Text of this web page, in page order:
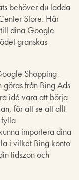
behöver du ladda
Store. Här
dina Google
granskas
Shopping-
från Bing Ads
idé vara att börja
för att se att allt
fylla
importera dina
i vilket Bing konto
tidszon och